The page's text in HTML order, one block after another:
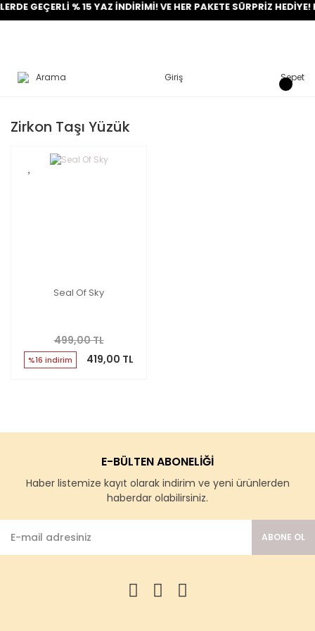
GEÇERLİ % 15 YAZ İNDİRİMİ! VE HER PAKETE SÜRPRİZ HEDİYE!
Arama Giriş Sepet
Zirkon Taşı Yüzük
Seal Of Sky
499,00 TL
%16 indirim 419,00 TL
E-BÜLTEN ABONELİĞİ
Haber listemize kayıt olarak indirim ve yeni ürünlerden
haberdar olabilirsiniz.
ABONE OL